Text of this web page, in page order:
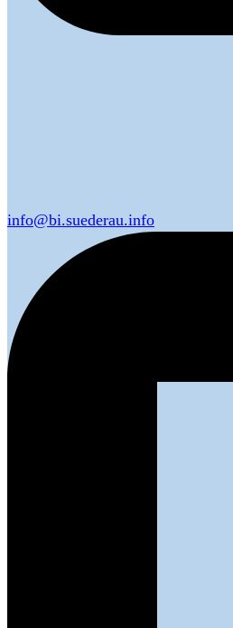
info@bi.suederau.info